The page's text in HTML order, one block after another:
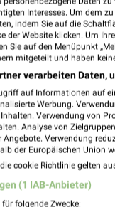
Adler Angebote
Neuss,
483,71 km
Adler Angebote
Kerpen,
496,90 km
Interesses. Um dem
indem Sie auf die
der Website klicken. Um
Sie auf den Menüpunkt
mitgeteilt und haben
verarbeiten Daten,
auf Informationen auf
Werbung.
Verwendung von
Analyse von
Angebote. Verwendung
der Europäischen Union
cookie Richtlinie gelten
(1 IAB-Anbieter)
folgende Zwecke: